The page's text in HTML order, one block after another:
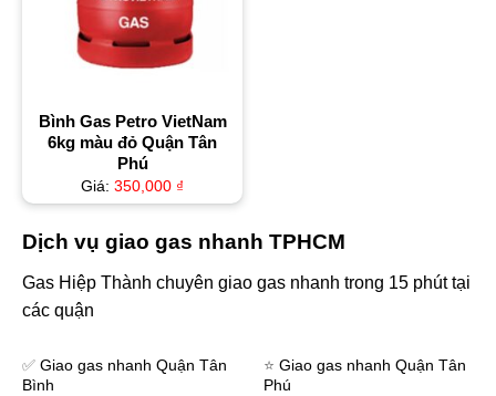
Bình Gas Petro VietNam
6kg màu đỏ Quận Tân
Phú
Giá: 350,000 ₫
Dịch vụ giao gas nhanh TPHCM
Gas Hiệp Thành chuyên giao gas nhanh trong 15 phút tại
các quận
✅ Giao gas nhanh Quận Tân
Bình
⭐️Giao gas nhanh Quận Tân
Phú